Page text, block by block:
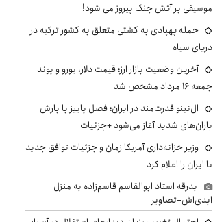
موسیقی بر آتش جنگ پیروز می شود!
حمله پهپادی به کشتی متعلق به کشور ترکیه در
دریای سیاه
آخرین وضعیت بازار ارز؛ قیمت دلار، یورو و پوند
جمعه ۱۶ مرداد مشخص شد
ال‌نینو قدرت‌مند در ایران؛ فصل پاییز با بارش
باران‌های شدید آغاز می‌شود +جزئیات
وزیر خزانه‌داری آمریکا زمان و جزئیات توافق جدید
با ایران را اعلام کرد
بدرقه استاد ابوالقاسم قاسم‌زاده به منزل
ابدی‌اش+تصاویر